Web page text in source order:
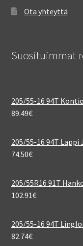
Ota yhteyttä
Suosituimmat
205/55-16 94T
89.49€
205/55-16 94T Lappi
74.50€
205/55R16 91T
102.91€
205/55-16 94T
82.74€